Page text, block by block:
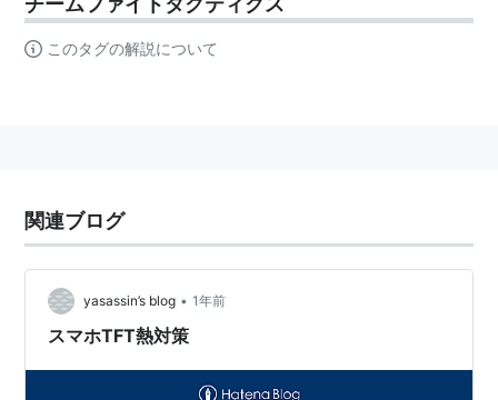
このタグの解説について
関連ブログ
yasassin’s blog • 1年前
スマホTFT熱対策